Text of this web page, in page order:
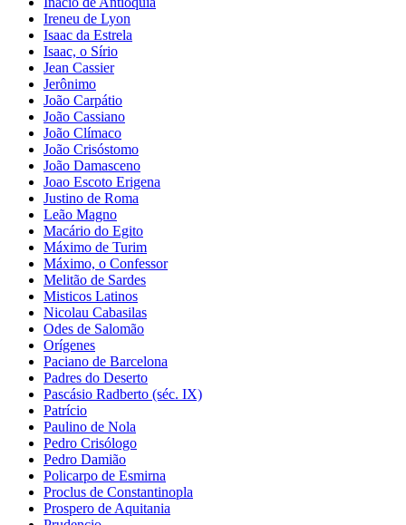
Ireneu de Lyon
Isaac da Estrela
Isaac, o Sírio
Jean Cassier
Jerônimo
João Carpátio
João Cassiano
João Clímaco
João Crisóstomo
João Damasceno
Joao Escoto Erigena
Justino de Roma
Leão Magno
Macário do Egito
Máximo de Turim
Máximo, o Confessor
Melitão de Sardes
Misticos Latinos
Nicolau Cabasilas
Odes de Salomão
Orígenes
Paciano de Barcelona
Padres do Deserto
Pascásio Radberto (séc. IX)
Patrício
Paulino de Nola
Pedro Crisólogo
Pedro Damião
Policarpo de Esmirna
Proclus de Constantinopla
Prospero de Aquitania